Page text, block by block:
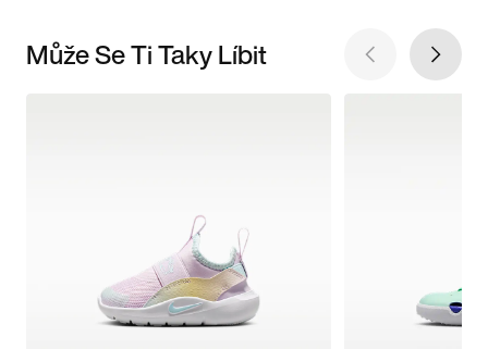
Může Se Ti Taky Líbit